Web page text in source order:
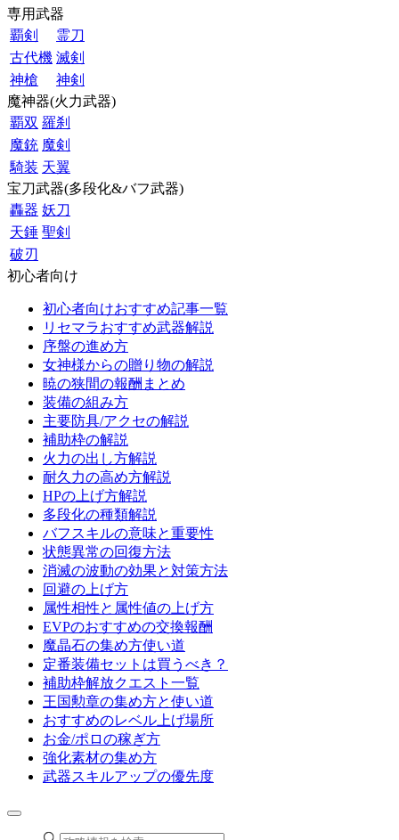
専用武器
覇剣
霊刀
古代機 滅剣
神槍
神剣
魔神器(火力武器)
覇双 羅刹
魔銃 魔剣
騎装 天翼
宝刀武器(多段化&バフ武器)
轟器 妖刀
天錘 聖剣
破刃
初心者向け
初心者向けおすすめ記事一覧
リセマラおすすめ武器解説
序盤の進め方
女神様からの贈り物の解説
暁の狭間の報酬まとめ
装備の組み方
主要防具/アクセの解説
補助枠の解説
火力の出し方解説
耐久力の高め方解説
HPの上げ方解説
多段化の種類解説
バフスキルの意味と重要性
状態異常の回復方法
消滅の波動の効果と対策方法
回避の上げ方
属性相性と属性値の上げ方
EVPのおすすめの交換報酬
魔晶石の集め方使い道
定番装備セットは買うべき？
補助枠解放クエスト一覧
王国勲章の集め方と使い道
おすすめのレベル上げ場所
お金/ポロの稼ぎ方
強化素材の集め方
武器スキルアップの優先度